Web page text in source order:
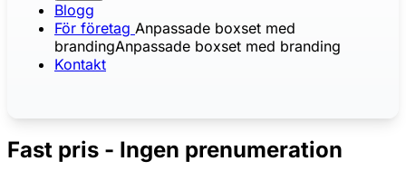
Blogg
För företag Anpassade boxset med
brandingAnpassade boxset med branding
Kontakt
Fast pris - Ingen prenumeration